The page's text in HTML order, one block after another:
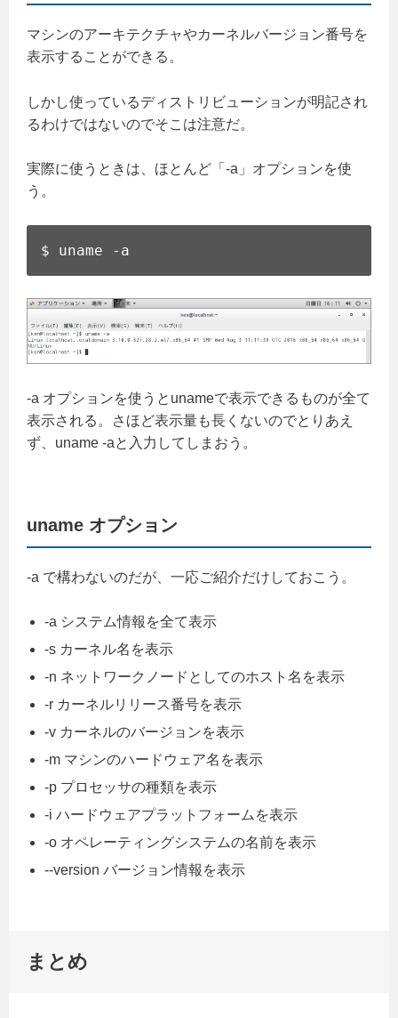
マシンのアーキテクチャやカーネルバージョン番号を
表示することができる。
しかし使っているディストリビューションが明記され
るわけではないのでそこは注意だ。
実際に使うときは、ほとんど「-a」オプションを使
う。
$ uname -a
-a オプションを使うとunameで表示できるものが全て
表示される。さほど表示量も長くないのでとりあえ
ず、uname -aと入力してしまおう。
uname オプション
-a で構わないのだが、一応ご紹介だけしておこう。
-a システム情報を全て表示
-s カーネル名を表示
-n ネットワークノードとしてのホスト名を表示
-r カーネルリリース番号を表示
-v カーネルのバージョンを表示
-m マシンのハードウェア名を表示
-p プロセッサの種類を表示
-i ハードウェアプラットフォームを表示
-o オペレーティングシステムの名前を表示
--version バージョン情報を表示
まとめ